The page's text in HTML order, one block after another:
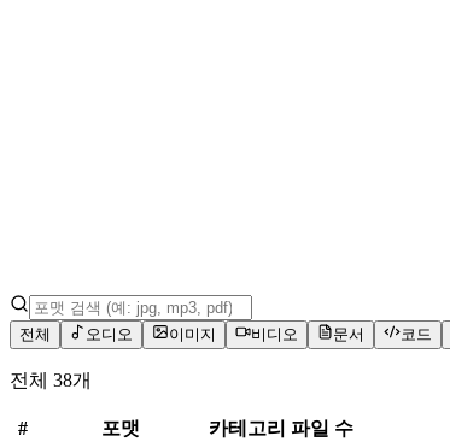
전체 오디오 이미지 비디오 문서 코드
전체 38개
# 포맷 카테고리 파일 수